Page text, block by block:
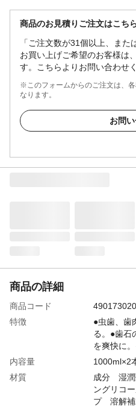
商品のお見積りご注文はこち
「ご注文数が31個以上、ま
お買い上げご希望のお客様は
す。こちらよりお問い合わせ
※このフォームからのご注文は、
なります。
お問
商品の詳細
商品コード
特徴
●虫歯、歯
る。●歯石
を爽快に
内容量
1000ml×2
材質
成分 湿潤
ングリコ
プ 溶解補